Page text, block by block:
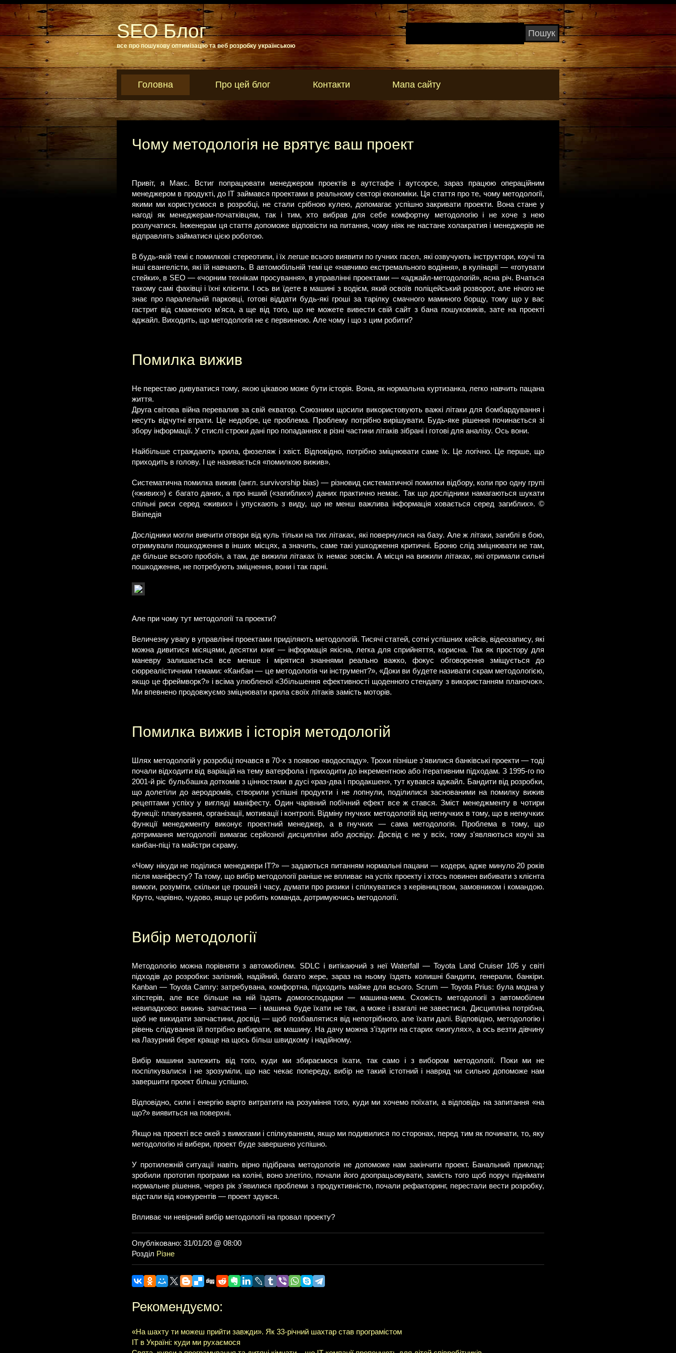
SEO Блог
все про пошукову оптимізацію та веб розробку українською
Головна Про цей блог Контакти Мапа сайту
Чому методологія не врятує ваш проект
Привіт, я Макс. Встиг попрацювати менеджером проектів в аутстафе і аутсорсе, зараз працюю операційним
менеджером в продукті, до IT займався проектами в реальному секторі економіки. Ця стаття про те, чому методології,
якими ми користуємося в розробці, не стали срібною кулею, допомагає успішно закривати проекти. Вона стане у
нагоді як менеджерам-початківцям, так і тим, хто вибрав для себе комфортну методологію і не хоче з нею
розлучатися. Інженерам ця стаття допоможе відповісти на питання, чому ніяк не настане холакратия і менеджерів не
відправлять займатися цією роботою.
В будь-якій темі є помилкові стереотипи, і їх легше всього виявити по гучних гасел, які озвучують інструктори, коучі та
інші євангелісти, які їй навчають. В автомобільній темі це «навчимо екстремального водіння», в кулінарії — «готувати
стейки», в SEO — «чорним технікам просування», в управлінні проектами — «аджайл-методологій», ясна річ. Вчаться
такому самі фахівці і їхні клієнти. І ось ви їдете в машині з водієм, який освоїв поліцейський розворот, але нічого не
знає про паралельній парковці, готові віддати будь-які гроші за тарілку смачного маминого борщу, тому що у вас
гастрит від смаженого м'яса, а ще від того, що не можете вивести свій сайт з бана пошуковиків, зате на проекті
аджайл. Виходить, що методологія не є первинною. Але чому і що з цим робити?
Помилка вижив
Не перестаю дивуватися тому, якою цікавою може бути історія. Вона, як нормальна куртизанка, легко навчить пацана
життя.
Друга світова війна перевалив за свій екватор. Союзники щосили використовують важкі літаки для бомбардування і
несуть відчутні втрати. Це недобре, це проблема. Проблему потрібно вирішувати. Будь-яке рішення починається зі
збору інформації. У стислі строки дані про попаданнях в різні частини літаків зібрані і готові для аналізу. Ось вони.
Найбільше страждають крила, фюзеляж і хвіст. Відповідно, потрібно зміцнювати саме їх. Це логічно. Це перше, що
приходить в голову. І це називається «помилкою вижив».
Систематична помилка вижив (англ. survivorship bias) — різновид систематичної помилки відбору, коли про одну групі
(«живих») є багато даних, а про інший («загиблих») даних практично немає. Так що дослідники намагаються шукати
спільні риси серед «живих» і упускають з виду, що не менш важлива інформація ховається серед загиблих». ©
Вікіпедія
Дослідники могли вивчити отвори від куль тільки на тих літаках, які повернулися на базу. Але ж літаки, загиблі в бою,
отримували пошкодження в інших місцях, а значить, саме такі ушкодження критичні. Броню слід зміцнювати не там,
де більше всього пробоїн, а там, де вижили літаках їх немає зовсім. А місця на вижили літаках, які отримали сильні
пошкодження, не потребують зміцнення, вони і так гарні.
Але при чому тут методології та проекти?
Величезну увагу в управлінні проектами приділяють методологій. Тисячі статей, сотні успішних кейсів, відеозапису, які
можна дивитися місяцями, десятки книг — інформація якісна, легка для сприйняття, корисна. Так як простору для
маневру залишається все менше і мірятися знаннями реально важко, фокус обговорення зміщується до
сюрреалістичним темами: «Канбан — це методологія чи інструмент?», «Доки ви будете називати скрам методологією,
якщо це фреймворк?» і всіма улюбленої «Збільшення ефективності щоденного стендапу з використанням планочок».
Ми впевнено продовжуємо зміцнювати крила своїх літаків замість моторів.
Помилка вижив і історія методологій
Шлях методологій у розробці почався в 70-х з появою «водоспаду». Трохи пізніше з'явилися банківські проекти — тоді
почали відходити від варіацій на тему ватерфола і приходити до інкрементною або ітеративним підходам. З 1995-го по
2001-й ріс бульбашка доткомів з цінностями в дусі «раз-два і продакшен», тут кувався аджайл. Бандити від розробки,
що долетіли до аеродромів, створили успішні продукти і не лопнули, поділилися заснованими на помилку вижив
рецептами успіху у вигляді маніфесту. Один чарівний побічний ефект все ж стався. Зміст менеджменту в чотири
функції: планування, організації, мотивації і контролі. Відміну гнучких методологій від негнучких в тому, що в негнучких
функції менеджменту виконує проектний менеджер, а в гнучких — сама методологія. Проблема в тому, що
дотримання методології вимагає серйозної дисципліни або досвіду. Досвід є не у всіх, тому з'являються коучі за
канбан-піці та майстри скраму.
«Чому нікуди не поділися менеджери IT?» — задаються питанням нормальні пацани — кодери, адже минуло 20 років
після маніфесту? Та тому, що вибір методології раніше не впливає на успіх проекту і хтось повинен вибивати з клієнта
вимоги, розуміти, скільки це грошей і часу, думати про ризики і спілкуватися з керівництвом, замовником і командою.
Круто, чарівно, чудово, якщо це робить команда, дотримуючись методології.
Вибір методології
Методологію можна порівняти з автомобілем. SDLC і витікаючий з неї Waterfall — Toyota Land Cruiser 105 у світі
підходів до розробки: залізний, надійний, багато жере, зараз на ньому їздять колишні бандити, генерали, банкіри.
Kanban — Toyota Camry: затребувана, комфортна, підходить майже для всього. Scrum — Toyota Prius: була модна у
хіпстерів, але все більше на ній їздять домогосподарки — машина-мем. Схожість методології з автомобілем
невипадково: викинь запчастина — і машина буде їхати не так, а може і взагалі не завестися. Дисципліна потрібна,
щоб не викидати запчастини, досвід — щоб позбавлятися від непотрібного, але їхати далі. Відповідно, методологію і
рівень слідування їй потрібно вибирати, як машину. На дачу можна з'їздити на старих «жигулях», а ось везти дівчину
на Лазурний берег краще на щось більш швидкому і надійному.
Вибір машини залежить від того, куди ми збираємося їхати, так само і з вибором методології. Поки ми не
поспілкувалися і не зрозуміли, що нас чекає попереду, вибір не такий істотний і навряд чи сильно допоможе нам
завершити проект більш успішно.
Відповідно, сили і енергію варто витратити на розуміння того, куди ми хочемо поїхати, а відповідь на запитання «на
що?» виявиться на поверхні.
Якщо на проекті все окей з вимогами і спілкуванням, якщо ми подивилися по сторонах, перед тим як починати, то, яку
методологію ні вибери, проект буде завершено успішно.
У протилежній ситуації навіть вірно підібрана методологія не допоможе нам закінчити проект. Банальний приклад:
зробили прототип програми на коліні, воно злетіло, почали його доопрацьовувати, замість того щоб поруч піднімати
нормальне рішення, через рік з'явилися проблеми з продуктивністю, почали рефакторинг, перестали вести розробку,
відстали від конкурентів — проект здувся.
Впливає чи невірний вибір методології на провал проекту?
Опубліковано: 31/01/20 @ 08:00
Розділ Різне
Рекомендуємо:
«На шахту ти можеш прийти завжди». Як 33-річний шахтар став програмістом
ІТ в Україні: куди ми рухаємося